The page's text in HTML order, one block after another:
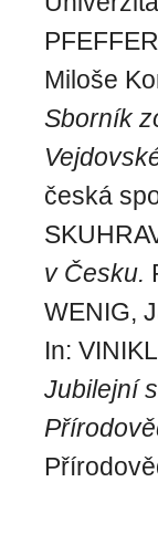
Miloše
Sborník
česká
v Česku.
WENIG,
In:
Jubilejní